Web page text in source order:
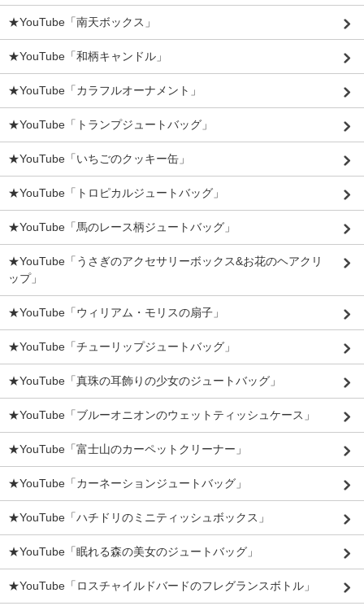
★YouTube「南天ボックス」
★YouTube「和柄キャンドル」
★YouTube「カラフルオーナメント」
★YouTube「トランプジュートバッグ」
★YouTube「いちごのクッキー缶」
★YouTube「トロピカルジュートバッグ」
★YouTube「馬のレース柄ジュートバッグ」
★YouTube「うさぎのアクセサリーボックス&お花のヘアクリ
ップ」
★YouTube「ウィリアム・モリスの扇子」
★YouTube「チューリップジュートバッグ」
★YouTube「真珠の耳飾りの少女のジュートバッグ」
★YouTube「ブルーオニオンのウェットティッシュケース」
★YouTube「富士山のカーペットクリーナー」
★YouTube「カーネーションジュートバッグ」
★YouTube「ハチドリのミニティッシュボックス」
★YouTube「眠れる森の美女のジュートバッグ」
★YouTube「ロスチャイルドバードのフレグランスボトル」